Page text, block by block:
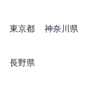
東京都
神奈川県
長野県